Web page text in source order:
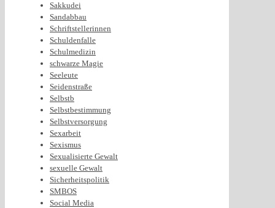
Sakkudei
Sandabbau
Schriftstellerinnen
Schuldenfalle
Schulmedizin
schwarze Magie
Seeleute
Seidenstraße
Selbstb
Selbstbestimmung
Selbstversorgung
Sexarbeit
Sexismus
Sexualisierte Gewalt
sexuelle Gewalt
Sicherheitspolitik
SMBOS
Social Media